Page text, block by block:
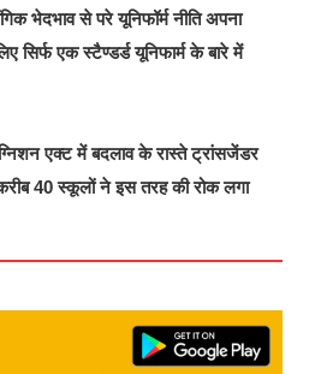
से परे यूनिफॉर्म नीति अपना
एक स्टैण्डर्ड यूनिफार्म के बारे में
एक्ट में बदलाव के रास्ते ट्रांसजेंडर
40 स्कूलों ने इस तरह की रोक लगा